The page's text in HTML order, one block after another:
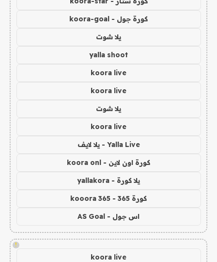
كورة جول - koora-goal
يلا شوت
yalla shoot
koora live
koora live
يلا شوت
koora live
Yalla Live - يلا لايف
كورة اون لاين - koora onl
يلا كورة - yallakora
كورة 365 - kooora 365
اس جول - AS Goal
!
koora live